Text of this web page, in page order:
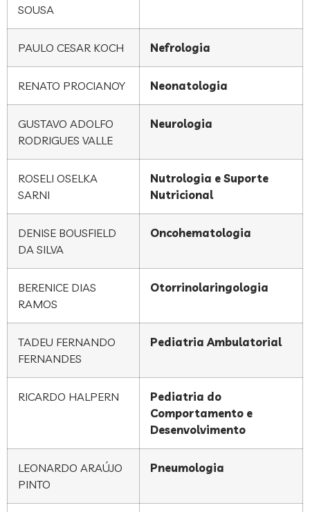
SOUSA
PAULO CESAR KOCH Nefrologia
RENATO PROCIANOY Neonatologia
GUSTAVO ADOLFO
RODRIGUES VALLE
Neurologia
ROSELI OSELKA
SARNI
Nutrologia e Suporte
Nutricional
DENISE BOUSFIELD
DA SILVA
Oncohematologia
BERENICE DIAS
RAMOS
Otorrinolaringologia
TADEU FERNANDO
FERNANDES
Pediatria Ambulatorial
RICARDO HALPERN
Pediatria do
Comportamento e
Desenvolvimento
LEONARDO ARAÚJO
PINTO
Pneumologia